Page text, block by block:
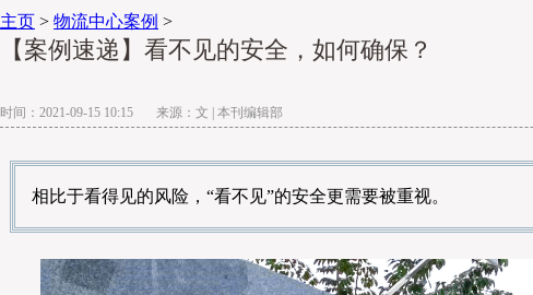
主页 > 物流中心案例 >
【案例速递】看不见的安全，如何确保？
时间：2021-09-15 10:15 来源：文 | 本刊编辑部
相比于看得见的风险，“看不见”的安全更需要被重视。